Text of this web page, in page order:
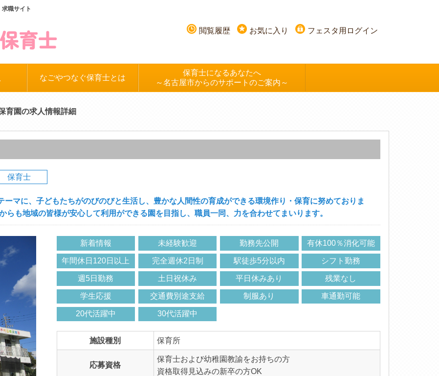
職サイト
閲覧履歴 お気に入り フェスタ用ログイン
なごやつなぐ保育士とは
保育士になるあなたへ
～名古屋市からのサポートのご案内～
育園の求人情報詳細
保育士
ーマに、子どもたちがのびのびと生活し、豊かな人間性の育成ができる環境作り・保育に努めておりま
らも地域の皆様が安心して利用ができる園を目指し、職員一同、力を合わせてまいります。
新着情報 未経験歓迎 勤務先公開 有休100％消化可能
年間休日120日以上 完全週休2日制 駅徒歩5分以内 シフト勤務
週5日勤務 土日祝休み 平日休みあり 残業なし
学生応援 交通費別途支給 制服あり 車通勤可能
20代活躍中 30代活躍中
施設種別 保育所
応募資格
保育士および幼稚園教諭をお持ちの方
資格取得見込みの新卒の方OK